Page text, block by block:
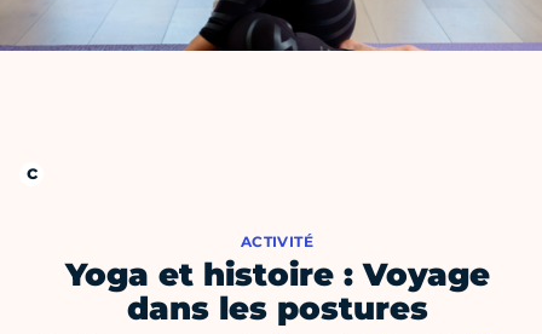
ACTIVITÉ
Yoga et histoire : Voyage
dans les postures